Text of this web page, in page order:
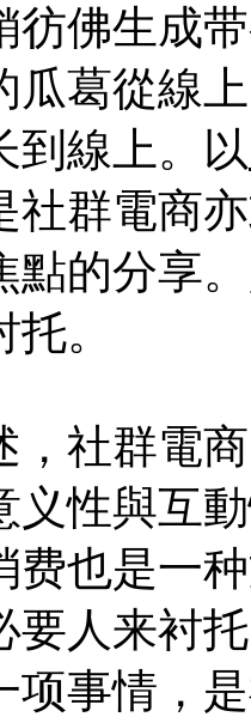
彷佛生成
瓜葛從線
到線上。以
社群電商
點的分享
。
，社群電
义性與互
费也是一
要人来衬
项事情，